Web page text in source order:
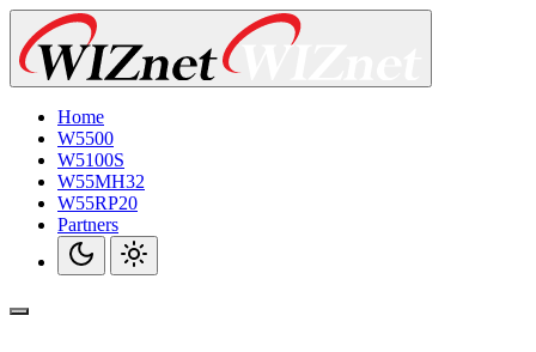
Home
W5500
W5100S
W55MH32
W55RP20
Partners